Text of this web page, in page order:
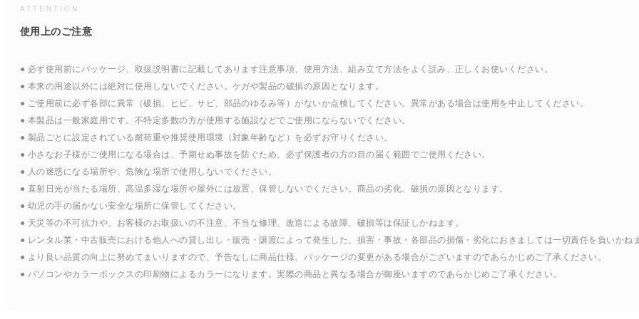
ATTENTION
使用上のご注意
● 必ず使用前にパッケージ、取扱説明書に記載してあります注意事項、使用方法、組み立て方法をよく読み、正しくお使いください。
● 本来の用途以外には絶対に使用しないでください。ケガや製品の破損の原因となります。
● ご使用前に必ず各部に異常（破損、ヒビ、サビ、部品のゆるみ等）がないか点検してください。異常がある場合は使用を中止してください。
● 本製品は一般家庭用です。不特定多数の方が使用する施設などでご使用にならないでください。
● 製品ごとに設定されている耐荷重や推奨使用環境（対象年齢など）を必ずお守りください。
● 小さなお子様がご使用になる場合は、予期せぬ事故を防ぐため、必ず保護者の方の目の届く範囲でご使用ください。
● 人の迷惑になる場所や、危険な場所で使用しないでください。
● 直射日光が当たる場所、高温多湿な場所や屋外には放置、保管しないでください。商品の劣化、破損の原因となります。
● 幼児の手の届かない安全な場所に保管してください。
● 天災等の不可抗力や、お客様のお取扱いの不注意、不当な修理、改造による故障、破損等は保証しかねます。
● レンタル業・中古販売における他人への貸し出し・販売・譲渡によって発生した、損害・事故・各部品の損傷・劣化におきましては一切責任を負いかね
● より良い品質の向上に努めてまいりますので、予告なしに商品仕様、パッケージの変更がある場合がございますのであらかじめご了承ください。
● パソコンやカラーボックスの印刷物によるカラーになります。実際の商品と異なる場合が御座いますのであらかじめご了承ください。